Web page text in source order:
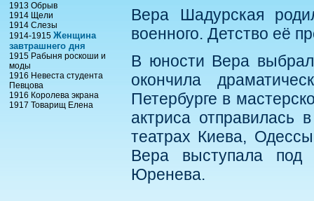
1913 Обрыв
1914 Щели
1914 Слезы
1914-1915 Женщина
завтрашнего дня
1915 Рабыня роскоши и
моды
1916 Невеста студента
Певцова
1916 Королева экрана
1917 Товарищ Елена
Вера Шадурская
военного. Детство её
В юности Вера
окончила
Петербурге в
актриса
театрах Киева,
Вера выступала
Юренева.